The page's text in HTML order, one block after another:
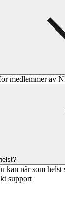
medlemmer av
kan når som
support